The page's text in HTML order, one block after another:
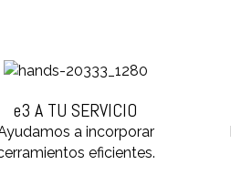
e3 A TU SERVICIO
a incorporar
eficientes.